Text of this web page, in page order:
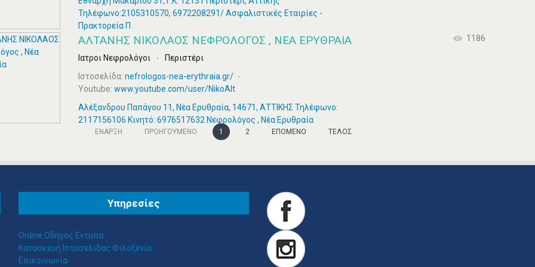
Τηλέφωνο:2105310570, 6972208291/ Ασφαλιστικές Εταιρίες -
Πρακτορεία Π
ΑΛΤΑΝΗΣ ΝΙΚΟΛΑΟΣ ΝΕΦΡΟΛΌΓΟΣ , ΝΈΑ ΕΡΥΘΡΑΊΑ
Ιατροι Νεφρολόγοι
Περιστέρι
Ιστοσελίδα: nefrologos-nea-erythraia.gr/
Youtube: www.youtube.com/user/NikoAlt
Αλέξανδρου Παπάγου 11, Νέα Ερυθραία, 14671, ΑΤΤΙΚΗΣ Τηλέφωνο:
2117156106 Κινητό: 6976517632 Νεφρολόγος , Νέα Ερυθραία
1186
ΈΝΑΡΞΗ ΠΡΟΗΓΟΎΜΕΝΟ 1 2 ΕΠΌΜΕΝΟ ΤΈΛΟΣ
Υπηρεσίες
Online Οδηγός Εντυπα
Κατασκευή Ιστοσελίδας Φιλοξενία
Επικοινωνία